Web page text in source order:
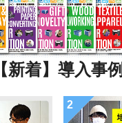
【新着】導入事例
2